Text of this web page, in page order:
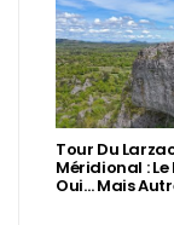
Tour Du
Méridional : Le
Oui… Mais